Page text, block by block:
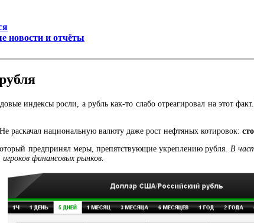
новости и отчёты
индексы росли, а рубль как-то слабо отреагировал на этот
раскачал национальную валюту даже рост нефтяных котировок:
предпринял меры, препятствующие укреплению рубля. В
финансовых рынков.